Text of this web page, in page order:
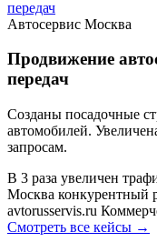
Автосервис Москва
Продвижение
передач
Созданы посадочные
автомобилей.
запросам.
В 3 раза увеличен
Москва конкурентный
avtorusservis.ru
Смотреть все кейсы →